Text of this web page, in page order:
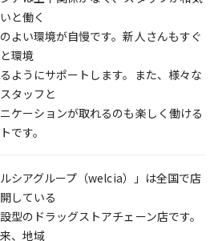
と働く
よい環境が自慢です。新人さんもすぐ
環境
ようにサポートします。また、様々な
タッフと
ケーションが取れるのも楽しく働ける
です。
ルシアグループ（welcia）」は全国で店
している
型のドラッグストアチェーン店です。
、地域